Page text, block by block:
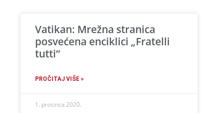
Vatikan: Mrežna stranica
posvećena enciklici „Fratelli
tutti“
PROČITAJ VIŠE »
1. prosinca 2020.